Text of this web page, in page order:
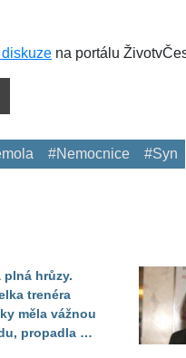
na portálu
#Nemocnice #Syn
plná hrůzy.
trenéra
měla vážnou
propadla se